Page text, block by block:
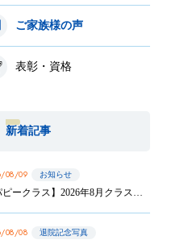
ご家族様の声
表彰・資格
新着記事
08/09 お知らせ
【パピークラス】2026年8月クラス 第3回目、第4回目のお知らせ
08/08 退院記念写真